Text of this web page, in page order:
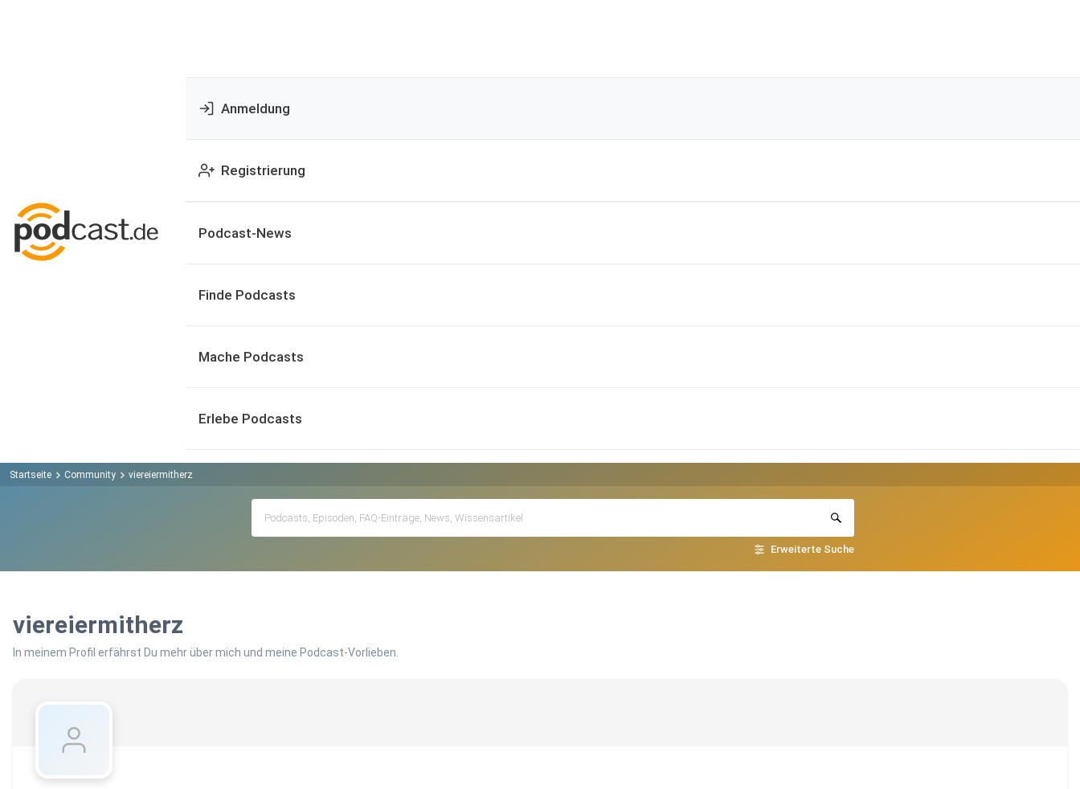
Anmeldung
Registrierung
Podcast-News
Finde Podcasts
Mache Podcasts
Erlebe Podcasts
Startseite Community viereiermitherz
Erweiterte Suche
viereiermitherz
In meinem Profil erfährst Du mehr über mich und meine Podcast-Vorlieben.